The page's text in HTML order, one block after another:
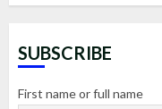
SUBSCRIBE
First name or full name